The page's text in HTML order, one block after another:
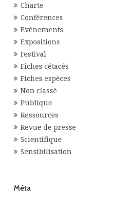
Charte
Conférences
Evénements
Expositions
Festival
Fiches cétacés
Fiches espèces
Non classé
Publique
Ressources
Revue de presse
Scientifique
Sensibilisation
Méta